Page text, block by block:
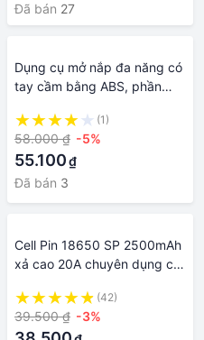
Đã bán 27
Dụng cụ mở nắp đa năng có
tay cầm bằng ABS, phần
toàn GGOMi Hàn Quốc
GG615
(1)
58.000 ₫ -5%
55.100₫
Đã bán 3
Cell Pin 18650 SP 2500mAh
xả cao 20A chuyên dụng cụ
(42)
39.500 ₫ -3%